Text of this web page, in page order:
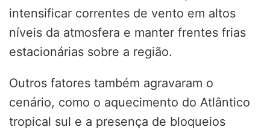
intensificar correntes de vento em altos
níveis da atmosfera e manter frentes frias
estacionárias sobre a região.
Outros fatores também agravaram o
cenário, como o aquecimento do Atlântico
tropical sul e a presença de bloqueios